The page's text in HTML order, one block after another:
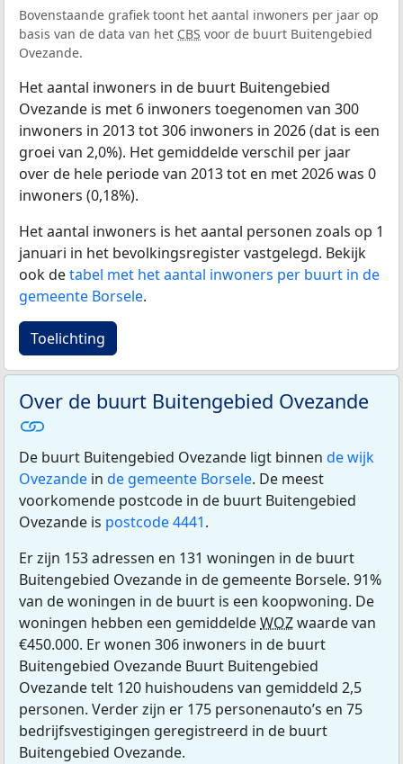
Bovenstaande grafiek toont het aantal inwoners per jaar op
basis van de data van het CBS voor de buurt Buitengebied
Ovezande.
Het aantal inwoners in de buurt Buitengebied
Ovezande is met 6 inwoners toegenomen van 300
inwoners in 2013 tot 306 inwoners in 2026 (dat is een
groei van 2,0%). Het gemiddelde verschil per jaar
over de hele periode van 2013 tot en met 2026 was 0
inwoners (0,18%).
Het aantal inwoners is het aantal personen zoals op 1
januari in het bevolkingsregister vastgelegd. Bekijk
ook detabel met het aantal inwoners per buurt in de
gemeente Borsele.
Toelichting
Over de buurt Buitengebied Ovezande
De buurt Buitengebied Ovezande ligt binnen de wijk
Ovezande in de gemeente Borsele. De meest
voorkomende postcode in de buurt Buitengebied
Ovezande is postcode 4441.
Er zijn 153 adressen en 131 woningen in de buurt
Buitengebied Ovezande in de gemeente Borsele. 91%
van de woningen in de buurt is een koopwoning. De
woningen hebben een gemiddeldeWOZwaarde van
€450.000. Er wonen 306 inwoners in de buurt
Buitengebied Ovezande Buurt Buitengebied
Ovezande telt 120 huishoudens van gemiddeld 2,5
personen. Verder zijn er 175 personenauto’s en 75
bedrijfsvestigingen geregistreerd in de buurt
Buitengebied Ovezande.